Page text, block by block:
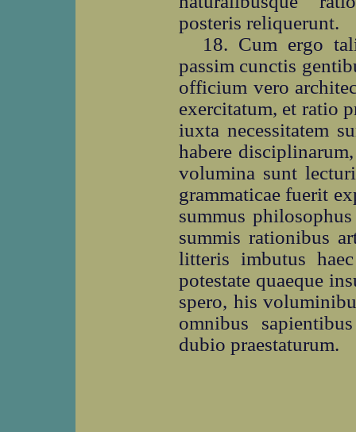
posteris reliquerunt.
18. Cum ergo
passim cunctis
officium vero
exercitatum, et ratio
iuxta necessitatem
habere
volumina sunt
grammaticae fuerit
summus
summis rationibus
litteris imbutus
potestate quaeque
spero, his
omnibus
dubio praestaturum.